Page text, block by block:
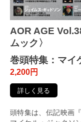
AOR AGE
ムック〉
巻頭特集：マイ
2,200円
詳しく見る
頭特集は、伝記映画